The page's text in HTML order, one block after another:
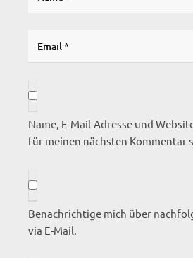
Name, E-Mail-Adresse und
für meinen nächsten Kommentar
Benachrichtige mich über
via E-Mail.